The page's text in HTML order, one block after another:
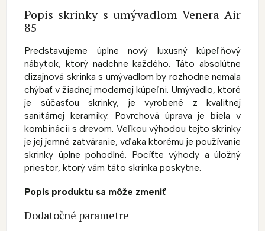
Popis skrinky s umývadlom Venera Air
85
Predstavujeme úplne nový luxusný kúpeľňový
nábytok, ktorý nadchne každého. Táto absolútne
dizajnová skrinka s umývadlom by rozhodne nemala
chýbať v žiadnej modernej kúpeľni. Umývadlo, ktoré
je súčasťou skrinky, je vyrobené z kvalitnej
sanitárnej keramiky. Povrchová úprava je biela v
kombinácii s drevom. Veľkou výhodou tejto skrinky
je jej jemné zatváranie, vďaka ktorému je používanie
skrinky úplne pohodlné. Pocíťte výhody a úložný
priestor, ktorý vám táto skrinka poskytne.
Popis produktu sa môže zmeniť
Dodatočné parametre